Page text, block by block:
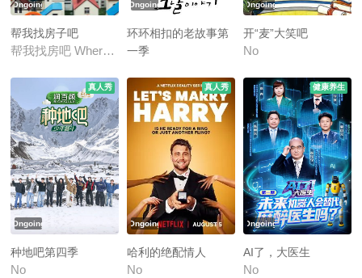
Ongoing
帮我找房子吧
帮我找房吧 Where is My Home
Ongoing
环环相扣的老故事第
一季
Ongoing
开“麦”大笑吧
No
真人秀
Ongoing
种地吧第四季
No
真人秀
Ongoing
哈利的绝配情人
No
健康养生
Ongoing
AI了，大医生
No